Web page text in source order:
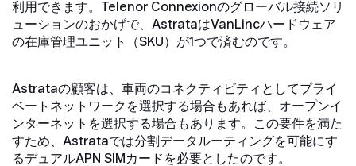
利用できます。Telenor Connexionのグローバル接続ソリ
ューションのおかげで、AstrataはVanLincハードウェア
の在庫管理ユニット（SKU）が1つで済むのです。
Astrataの顧客は、車両のコネクティビティとしてプライ
ベートネットワークを選択する場合もあれば、オープンイ
ンターネットを選択する場合もあります。この要件を満た
すため、Astrataでは分割データルーティングを可能にす
るデュアルAPN SIMカードを必要としたのです。